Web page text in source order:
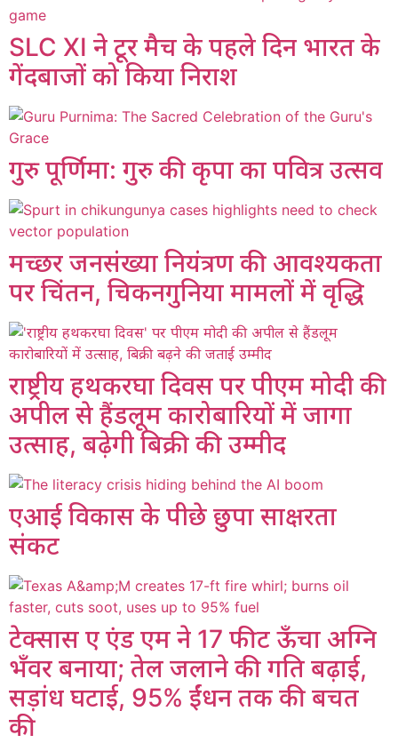
SLC XI ने टूर मैच के पहले दिन भारत के
गेंदबाजों को किया निराश
गुरु पूर्णिमा: गुरु की कृपा का पवित्र उत्सव
मच्छर जनसंख्या नियंत्रण की आवश्यकता
पर चिंतन, चिकनगुनिया मामलों में वृद्धि
राष्ट्रीय हथकरघा दिवस पर पीएम मोदी की
अपील से हैंडलूम कारोबारियों में जागा
उत्साह, बढ़ेगी बिक्री की उम्मीद
एआई विकास के पीछे छुपा साक्षरता
संकट
टेक्सास ए एंड एम ने 17 फीट ऊँचा अग्नि
भँवर बनाया; तेल जलाने की गति बढ़ाई,
सड़ांध घटाई, 95% ईंधन तक की बचत
की